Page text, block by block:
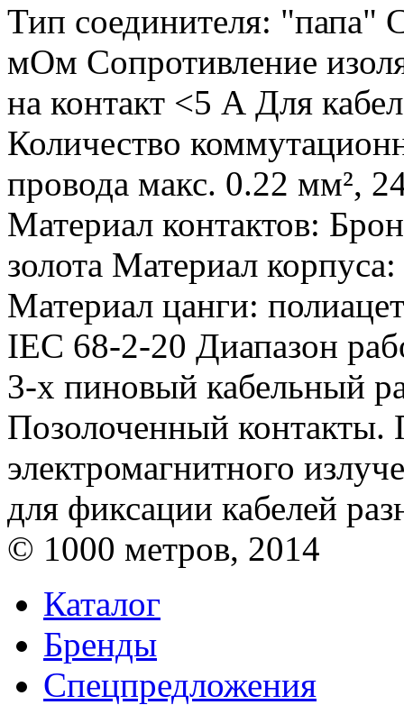
Тип соединителя: "папа"
мОм Сопротивление
на контакт <5 А Для
Количество
провода макс. 0.22 мм²,
Материал контактов:
золота Материал
Материал цанги:
IEC 68-2-20 Диапазон
3-х пиновый кабельный
Позолоченный
электромагнитного
для фиксации кабелей
© 1000 метров, 2014
Каталог
Бренды
Спецпредложения